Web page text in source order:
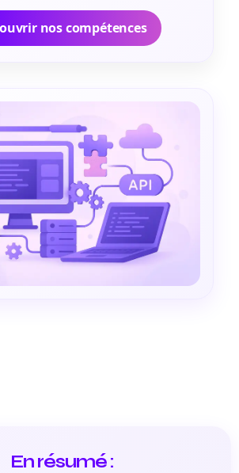
nos compétences
En résumé :